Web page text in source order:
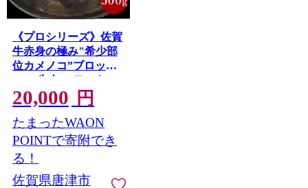
《プロシリーズ》佐賀
牛赤身の極み"希少部
位カメノコ”ブロック
500g 牛肉 ステーキ ロ
ーストビーフ ギフト
黒毛和牛 すき焼き し
ゃぶしゃぶ 希少部位
焼肉 自宅 BBQ アウト
20,000 円
たまったWAON
POINTで寄附でき
る！
佐賀県唐津市